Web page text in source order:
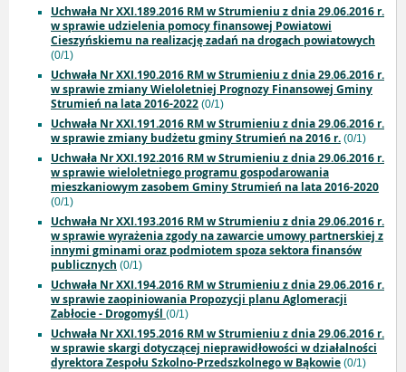
Uchwała Nr XXI.189.2016 RM w Strumieniu z dnia 29.06.2016 r.
w sprawie udzielenia pomocy finansowej Powiatowi
Cieszyńskiemu na realizację zadań na drogach powiatowych
(0/1)
Uchwała Nr XXI.190.2016 RM w Strumieniu z dnia 29.06.2016 r.
w sprawie zmiany Wieloletniej Prognozy Finansowej Gminy
Strumień na lata 2016-2022 (0/1)
Uchwała Nr XXI.191.2016 RM w Strumieniu z dnia 29.06.2016 r.
w sprawie zmiany budżetu gminy Strumień na 2016 r. (0/1)
Uchwała Nr XXI.192.2016 RM w Strumieniu z dnia 29.06.2016 r.
w sprawie wieloletniego programu gospodarowania
mieszkaniowym zasobem Gminy Strumień na lata 2016-2020
(0/1)
Uchwała Nr XXI.193.2016 RM w Strumieniu z dnia 29.06.2016 r.
w sprawie wyrażenia zgody na zawarcie umowy partnerskiej z
innymi gminami oraz podmiotem spoza sektora finansów
publicznych (0/1)
Uchwała Nr XXI.194.2016 RM w Strumieniu z dnia 29.06.2016 r.
w sprawie zaopiniowania Propozycji planu Aglomeracji
Zabłocie - Drogomyśl (0/1)
Uchwała Nr XXI.195.2016 RM w Strumieniu z dnia 29.06.2016 r.
w sprawie skargi dotyczącej nieprawidłowości w działalności
dyrektora Zespołu Szkolno-Przedszkolnego w Bąkowie (0/1)